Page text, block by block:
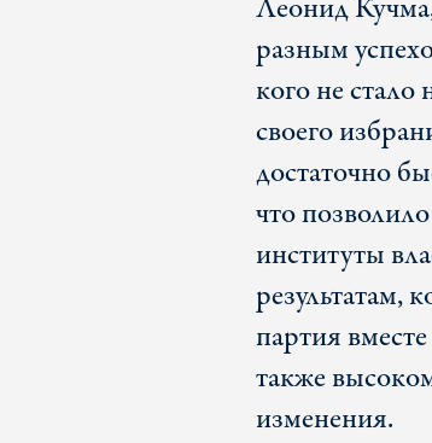
Леонид
разным
кого не
своего
достаточно
что
институты
результатам,
партия
также
изменения.